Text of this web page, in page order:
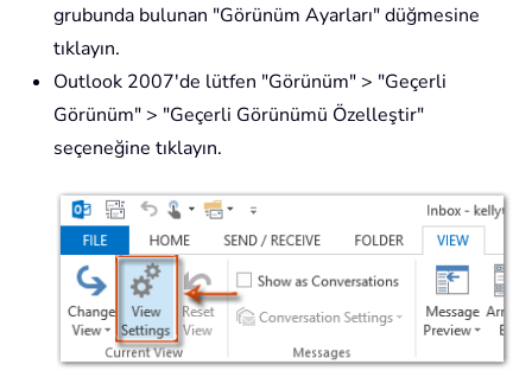
grubunda bulunan "Görünüm Ayarları" düğmesine
tıklayın.
Outlook 2007'de lütfen "Görünüm" > "Geçerli
Görünüm" > "Geçerli Görünümü Özelleştir"
seçeneğine tıklayın.